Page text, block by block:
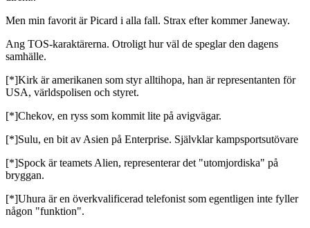
Men min favorit är Picard i alla fall. Strax efter kommer Janeway.
Ang TOS-karaktärerna. Otroligt hur väl de speglar den dagens
samhälle.
[*]Kirk är amerikanen som styr alltihopa, han är representanten för
USA, världspolisen och styret.
[*]Chekov, en ryss som kommit lite på avigvägar.
[*]Sulu, en bit av Asien på Enterprise. Självklar kampsportsutövare
[*]Spock är teamets Alien, representerar det "utomjordiska" på
bryggan.
[*]Uhura är en överkvalificerad telefonist som egentligen inte fyller
någon "funktion".